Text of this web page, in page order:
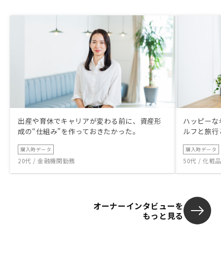
出産や育休でキャリアが変わる前に、資産形
成の“仕組み”を作っておきたかった。
購入時データ
20代 / 金融機関勤務
ハッピー
ルフと旅
購入時データ
50代 / 化粧
オーナーインタビューを
もっと見る